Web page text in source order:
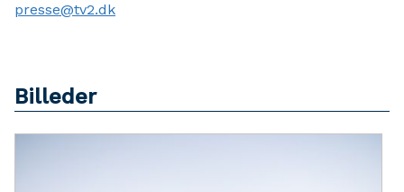
presse@tv2.dk
Billeder